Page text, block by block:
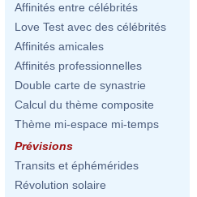
Affinités entre célébrités
Love Test avec des célébrités
Affinités amicales
Affinités professionnelles
Double carte de synastrie
Calcul du thème composite
Thème mi-espace mi-temps
Prévisions
Transits et éphémérides
Révolution solaire